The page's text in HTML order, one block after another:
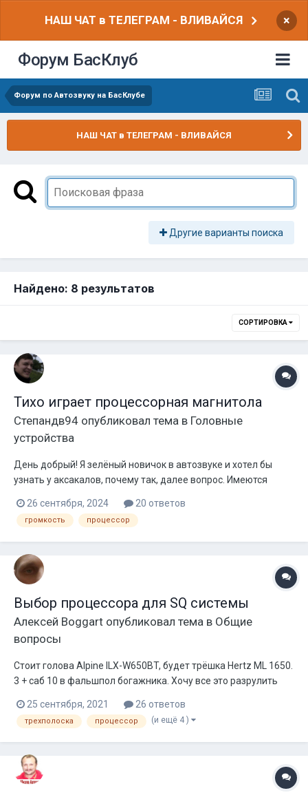
НАШ ЧАТ в ТЕЛЕГРАМ - ВЛИВАЙСЯ ×
Форум БасКлуб
Форум по Автозвуку на БасКлубе
НАШ ЧАТ в ТЕЛЕГРАМ - ВЛИВАЙСЯ
Другие варианты поиска
Найдено: 8 результатов
СОРТИРОВКА
Тихо играет процессорная магнитола
Степандв94 опубликовал тема в Головные
устройства
День добрый! Я зелёный новичок в автозвуке и хотел бы
узнать у аксакалов, почему так, далее вопрос. Имеются
задних, вроде тоже они. Так же имеется активный саб Урал
as-d12a. Раньше стояла какая то старенькая магнитола от
пио...
26 сентября, 2024 20 ответов
громкость процессор
Выбор процессора для SQ системы
Алексей Boggart опубликовал тема в Общие
вопросы
Стоит голова Alpine ILX-W650BT, будет трёшка Hertz ML 1650.
3 + саб 10 в фальшпол богажника. Хочу все это разрулить
25 сентября, 2021 26 ответов
трехполоска процессор (и ещё 4 )